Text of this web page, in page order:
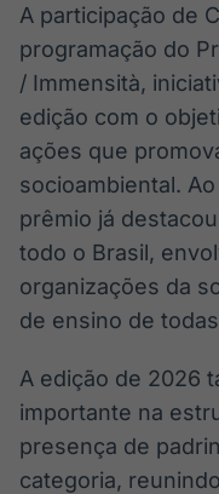
A participação de
programação do
/ Immensità,
edição com o
ações que
socioambiental.
prêmio já
todo o Brasil,
organizações da
de ensino de
A edição de 2026
importante na
presença de
categoria,